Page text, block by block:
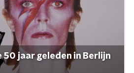
50 jaar geleden in Berlijn